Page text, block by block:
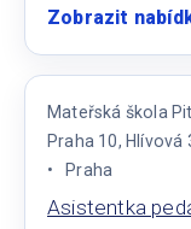
Zobrazit
Mateřská škola
Praha 10, Hlívová
Praha
Asistentka